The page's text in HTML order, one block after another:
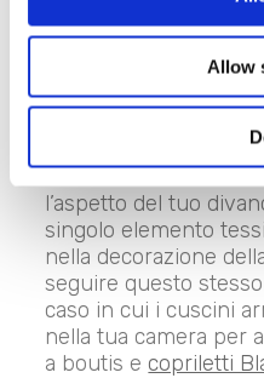
Allow
per richiamare i
desiderio di relax.
In entrambi i casi, il
intervallare i
stampato o
unita: una soluzione
l’aspetto del tuo
singolo elemento
nella decorazione
seguire questo
caso in cui i cuscini
nella tua camera per
a boutis e copriletti